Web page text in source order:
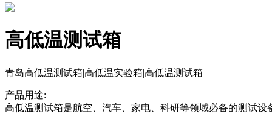
高低温测试箱
青岛高低温测试箱|高低温实验箱|高低温测试箱
产品用途:
高低温测试箱是航空、汽车、家电、科研等领域必备的测试